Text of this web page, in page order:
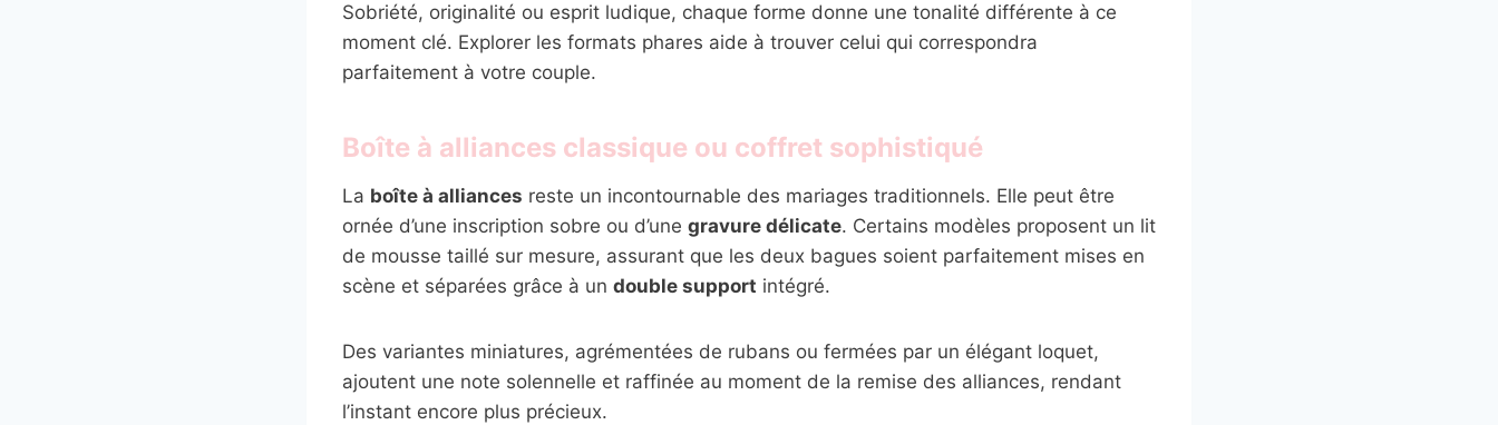
Sobriété, originalité ou esprit ludique, chaque forme donne une tonalité différente à ce
moment clé. Explorer les formats phares aide à trouver celui qui correspondra
parfaitement à votre couple.
Boîte à alliances classique ou coffret sophistiqué
La boîte à alliances reste un incontournable des mariages traditionnels. Elle peut être
ornée d’une inscription sobre ou d’une gravure délicate. Certains modèles proposent un lit
de mousse taillé sur mesure, assurant que les deux bagues soient parfaitement mises en
scène et séparées grâce à un double support intégré.
Des variantes miniatures, agrémentées de rubans ou fermées par un élégant loquet,
ajoutent une note solennelle et raffinée au moment de la remise des alliances, rendant
l’instant encore plus précieux.